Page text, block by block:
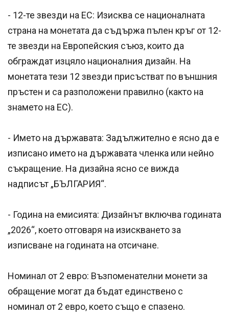
- 12-те звезди на ЕС: Изисква се националната
страна на монетата да съдържа пълен кръг от 12-
те звезди на Европейския съюз, които да
обграждат изцяло националния дизайн. На
монетата тези 12 звезди присъстват по външния
пръстен и са разположени правилно (както на
знамето на ЕС).
​- Името на държавата: Задължително е ясно да е
изписано името на държавата членка или нейно
съкращение. На дизайна ясно се вижда
надписът „БЪЛГАРИЯ“.
- ​Година на емисията: Дизайнът включва годината
„2026“, което отговаря на изискването за
изписване на годината на отсичане.
​Номинал от 2 евро: Възпоменателни монети за
обращение могат да бъдат единствено с
номинал от 2 евро, което също е спазено.